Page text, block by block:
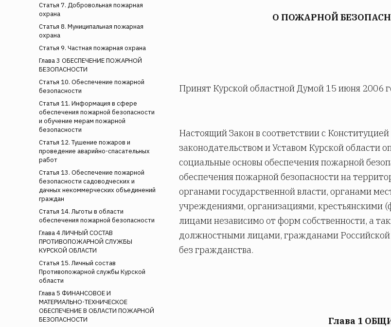
Статья 7. Добровольная пожарная
охрана
Статья 8. Муниципальная пожарная
охрана
Статья 9. Частная пожарная охрана
Глава 3 ОБЕСПЕЧЕНИЕ ПОЖАРНОЙ
БЕЗОПАСНОСТИ
Статья 10. Обеспечение пожарной
безопасности
Статья 11. Информация в сфере
обеспечения пожарной безопасности
и обучение мерам пожарной
безопасности
Статья 12. Тушение пожаров и
проведение аварийно-спасательных
работ
Статья 13. Обеспечение пожарной
безопасности садоводческих и
дачных некоммерческих объединений
граждан
Статья 14. Льготы в области
обеспечения пожарной безопасности
Глава 4 ЛИЧНЫЙ СОСТАВ
ПРОТИВОПОЖАРНОЙ СЛУЖБЫ
КУРСКОЙ ОБЛАСТИ
Статья 15. Личный состав
Противопожарной службы Курской
области
Глава 5 ФИНАНСОВОЕ И
МАТЕРИАЛЬНО-ТЕХНИЧЕСКОЕ
ОБЕСПЕЧЕНИЕ В ОБЛАСТИ ПОЖАРНОЙ
БЕЗОПАСНОСТИ
О ПОЖАРНОЙ
Принят Курской областной Думой 15 июня 2006
Настоящий Закон в соответствии с
законодательством и Уставом Курской области
социальные основы обеспечения пожарной
обеспечения пожарной безопасности на
органами государственной власти, органами
учреждениями, организациями,
лицами независимо от форм собственности, а
должностными лицами, гражданами
без гражданства.
Глава 1